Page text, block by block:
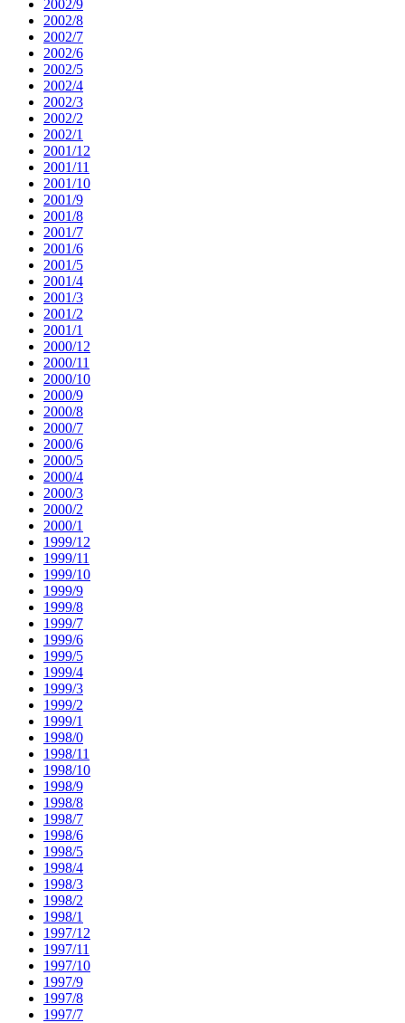
2002/9
2002/8
2002/7
2002/6
2002/5
2002/4
2002/3
2002/2
2002/1
2001/12
2001/11
2001/10
2001/9
2001/8
2001/7
2001/6
2001/5
2001/4
2001/3
2001/2
2001/1
2000/12
2000/11
2000/10
2000/9
2000/8
2000/7
2000/6
2000/5
2000/4
2000/3
2000/2
2000/1
1999/12
1999/11
1999/10
1999/9
1999/8
1999/7
1999/6
1999/5
1999/4
1999/3
1999/2
1999/1
1998/0
1998/11
1998/10
1998/9
1998/8
1998/7
1998/6
1998/5
1998/4
1998/3
1998/2
1998/1
1997/12
1997/11
1997/10
1997/9
1997/8
1997/7